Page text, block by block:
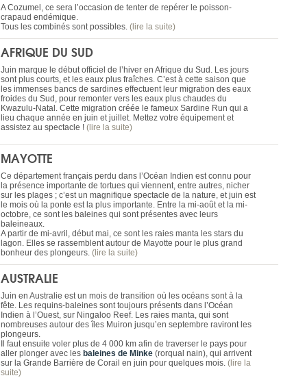
A Cozumel, ce sera l’occasion de tenter de repérer le poisson-
crapaud endémique.
Tous les combinés sont possibles. (lire la suite)
AFRIQUE DU SUD
Juin marque le début officiel de l’hiver en Afrique du Sud. Les jours
sont plus courts, et les eaux plus fraîches. C’est à cette saison que
les immenses bancs de sardines effectuent leur migration des eaux
froides du Sud, pour remonter vers les eaux plus chaudes du
Kwazulu-Natal. Cette migration créée le fameux Sardine Run qui a
lieu chaque année en juin et juillet. Mettez votre équipement et
assistez au spectacle ! (lire la suite)
MAYOTTE
Ce département français perdu dans l’Océan Indien est connu pour
la présence importante de tortues qui viennent, entre autres, nicher
sur les plages ; c’est un magnifique spectacle de la nature, et juin est
le mois où la ponte est la plus importante. Entre la mi-août et la mi-
octobre, ce sont les baleines qui sont présentes avec leurs
baleineaux.
A partir de mi-avril, début mai, ce sont les raies manta les stars du
lagon. Elles se rassemblent autour de Mayotte pour le plus grand
bonheur des plongeurs. (lire la suite)
AUSTRALIE
Juin en Australie est un mois de transition où les océans sont à la
fête. Les requins-baleines sont toujours présents dans l’Océan
Indien à l’Ouest, sur Ningaloo Reef. Les raies manta, qui sont
nombreuses autour des îles Muiron jusqu’en septembre raviront les
plongeurs.
Il faut ensuite voler plus de 4 000 km afin de traverser le pays pour
aller plonger avec les baleines de Minke (rorqual nain), qui arrivent
sur la Grande Barrière de Corail en juin pour quelques mois. (lire la
suite)